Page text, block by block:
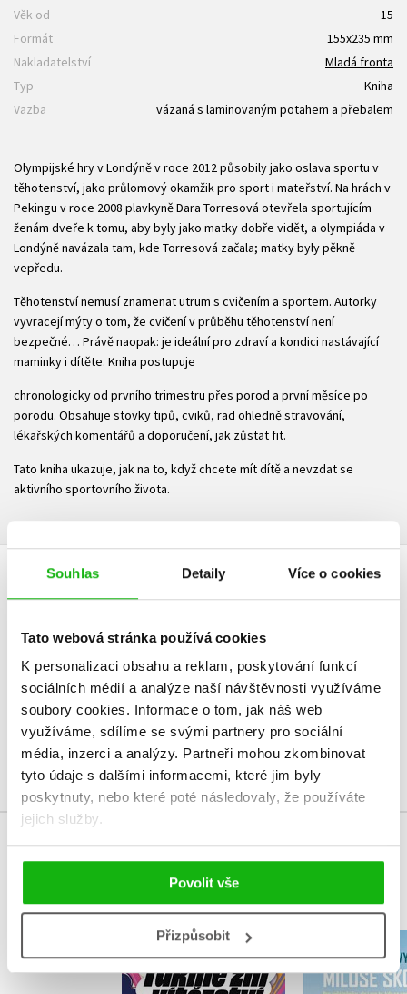
Souhlas Detaily Více o cookies
Tato webová stránka používá cookies
K personalizaci obsahu a reklam, poskytování funkcí
sociálních médií a analýze naší návštěvnosti využíváme
soubory cookies. Informace o tom, jak náš web
využíváme, sdílíme se svými partnery pro sociální
média, inzerci a analýzy. Partneři mohou zkombinovat
tyto údaje s dalšími informacemi, které jim byly
poskytnuty, nebo které poté následovaly, že používáte
jejich služby.
Povolit vše
Přizpůsobit
Věk od
15
Formát
155x235 mm
Nakladatelství
Mladá fronta
Typ
Kniha
Vazba
vázaná s laminovaným potahem a přebalem
Olympijské hry v Londýně v roce 2012 působily jako oslava sportu v
těhotenství, jako průlomový okamžik pro sport i mateřství. Na hrách v
Pekingu v roce 2008 plavkyně Dara Torresová otevřela sportujícím
ženám dveře k tomu, aby byly jako matky dobře vidět, a olympiáda v
Londýně navázala tam, kde Torresová začala; matky byly pěkně
vepředu.
Těhotenství nemusí znamenat utrum s cvičením a sportem. Autorky
vyvracejí mýty o tom, že cvičení v průběhu těhotenství není
bezpečné… Právě naopak: je ideální pro zdraví a kondici nastávající
maminky i dítěte. Kniha postupuje
chronologicky od prvního trimestru přes porod a první měsíce po
porodu. Obsahuje stovky tipů, cviků, rad ohledně stravování,
lékařských komentářů a doporučení, jak zůstat fit.
Tato kniha ukazuje, jak na to, když chcete mít dítě a nevzdat se
aktivního sportovního života.
HODNOCENÍ ČTENÁŘŮ
V současné době nejsou vytvořena žádná uživatelská hodnocení.
Vaše hodnocení
Uživatelskou recenzi mohou vkládat pouze registrovaní uživatelé
Přihlásit
MOHLO BY VÁS TAKÉ ZAJÍMAT
Takhle zní vítězství